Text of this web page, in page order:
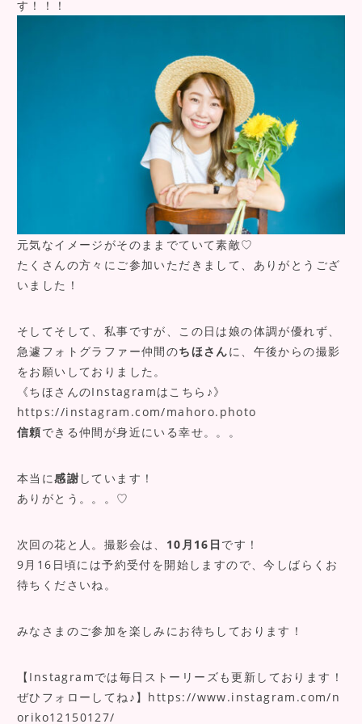
す！！！
元気なイメージがそのままでていて素敵♡
たくさんの方々にご参加いただきまして、ありがとうござ
いました！
そしてそして、私事ですが、この日は娘の体調が優れず、
急遽フォトグラファー仲間のちほさんに、午後からの撮影
をお願いしておりました。
《ちほさんのInstagramはこちら♪》
https://instagram.com/mahoro.photo
信頼できる仲間が身近にいる幸せ。。。
本当に感謝 しています！
ありがとう。。。♡
次回の花と人。撮影会は、 10月16日 です！
9月16日頃には予約受付を開始しますので、今しばらくお
待ちくださいね。
みなさまのご参加を楽しみにお待ちしております！
【Instagramでは毎日ストーリーズも更新しております！
ぜひフォローしてね♪】 https://www.instagram.com/n
oriko12150127/